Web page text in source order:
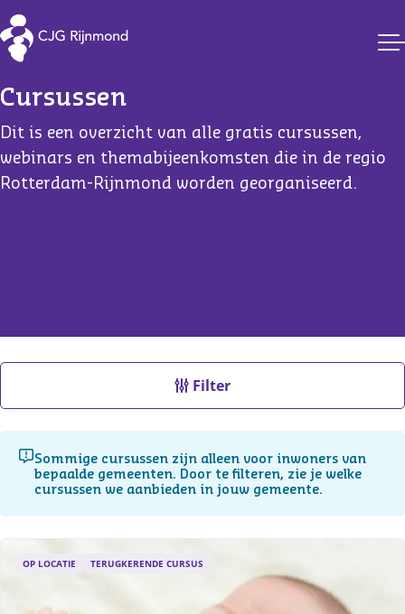
CJG Rijnmond
Cursussen
Dit is een overzicht van alle gratis cursussen,
webinars en themabijeenkomsten die in de regio
Rotterdam-Rijnmond worden georganiseerd.
Filter
Sommige cursussen zijn alleen voor inwoners van
bepaalde gemeenten. Door te filteren, zie je welke
cursussen we aanbieden in jouw gemeente.
OP LOCATIE TERUGKERENDE CURSUS